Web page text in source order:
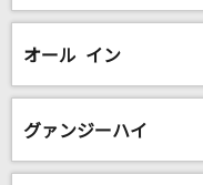
[生音]ベテルギウス
優里
めざせモスクワ
ダーク・ダックス
オール イン
グァンジーハイ